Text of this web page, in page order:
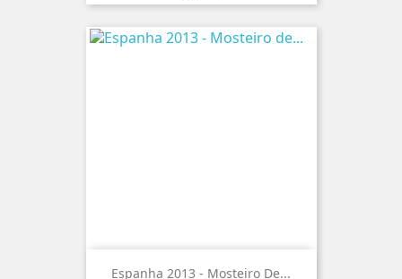
Espanha 2013 - Mosteiro De...